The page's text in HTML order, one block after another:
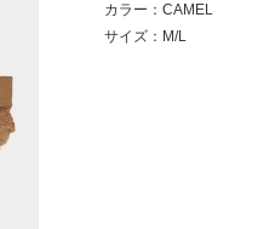
カラー：CAMEL
サイズ：M/L